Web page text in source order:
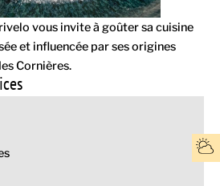
vous invite à goûter sa cuisine
et influencée par ses origines
Cornières.